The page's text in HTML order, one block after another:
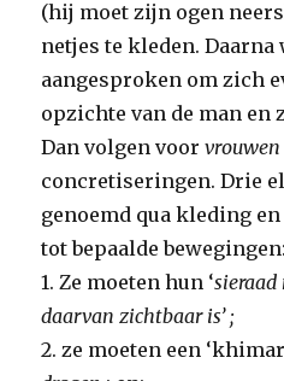
(hij moet zijn ogen
netjes te kleden.
aangesproken om zich
opzichte van de man en
Dan volgen voorvrouwen
concretiseringen. Drie
genoemd qua kleding
tot bepaalde bewegingen:
1. Ze moeten hun ‘
daarvan zichtbaar is’ ;
2. ze moeten een